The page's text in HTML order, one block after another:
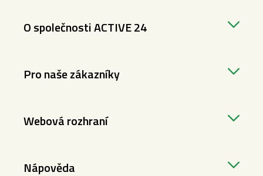
O společnosti ACTIVE 24
Pro naše zákazníky
Webová rozhraní
Nápověda